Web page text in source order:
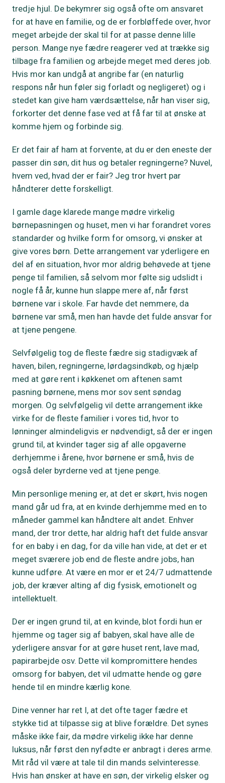
tredje hjul. De bekymrer sig også ofte om ansvaret
for at have en familie, og de er forbløffede over, hvor
meget arbejde der skal til for at passe denne lille
person. Mange nye fædre reagerer ved at trække sig
tilbage fra familien og arbejde meget med deres job.
Hvis mor kan undgå at angribe far (en naturlig
respons når hun føler sig forladt og negligeret) og i
stedet kan give ham værdsættelse, når han viser sig,
forkorter det denne fase ved at få far til at ønske at
komme hjem og forbinde sig.
Er det fair af ham at forvente, at du er den eneste der
passer din søn, dit hus og betaler regningerne? Nuvel,
hvem ved, hvad der er fair? Jeg tror hvert par
håndterer dette forskelligt.
I gamle dage klarede mange mødre virkelig
børnepasningen og huset, men vi har forandret vores
standarder og hvilke form for omsorg, vi ønsker at
give vores børn. Dette arrangement var yderligere en
del af en situation, hvor mor aldrig behøvede at tjene
penge til familien, så selvom mor følte sig udslidt i
nogle få år, kunne hun slappe mere af, når først
børnene var i skole. Far havde det nemmere, da
børnene var små, men han havde det fulde ansvar for
at tjene pengene.
Selvfølgelig tog de fleste fædre sig stadigvæk af
haven, bilen, regningerne, lørdagsindkøb, og hjælp
med at gøre rent i køkkenet om aftenen samt
pasning børnene, mens mor sov sent søndag
morgen. Og selvfølgelig vil dette arrangement ikke
virke for de fleste familier i vores tid, hvor to
lønninger almindeligvis er nødvendigt, så der er ingen
grund til, at kvinder tager sig af alle opgaverne
derhjemme i årene, hvor børnene er små, hvis de
også deler byrderne ved at tjene penge.
Min personlige mening er, at det er skørt, hvis nogen
mand går ud fra, at en kvinde derhjemme med en to
måneder gammel kan håndtere alt andet. Enhver
mand, der tror dette, har aldrig haft det fulde ansvar
for en baby i en dag, for da ville han vide, at det er et
meget sværere job end de fleste andre jobs, han
kunne udføre. At være en mor er et 24/7 udmattende
job, der kræver alting af dig fysisk, emotionelt og
intellektuelt.
Der er ingen grund til, at en kvinde, blot fordi hun er
hjemme og tager sig af babyen, skal have alle de
yderligere ansvar for at gøre huset rent, lave mad,
papirarbejde osv. Dette vil kompromittere hendes
omsorg for babyen, det vil udmatte hende og gøre
hende til en mindre kærlig kone.
Dine venner har ret I, at det ofte tager fædre et
stykke tid at tilpasse sig at blive forældre. Det synes
måske ikke fair, da mødre virkelig ikke har denne
luksus, når først den nyfødte er anbragt i deres arme.
Mit råd vil være at tale til din mands selvinteresse.
Hvis han ønsker at have en søn, der virkelig elsker og